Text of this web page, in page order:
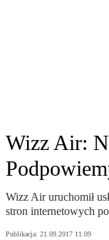
Wizz Air:
Wizz Air uruchomił
stron internetowych
Publikacja: 21.09.2017 11:09